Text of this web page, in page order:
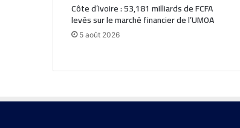
Côte d’Ivoire : 53,181 milliards de FCFA
levés sur le marché financier de l’UMOA
5 août 2026